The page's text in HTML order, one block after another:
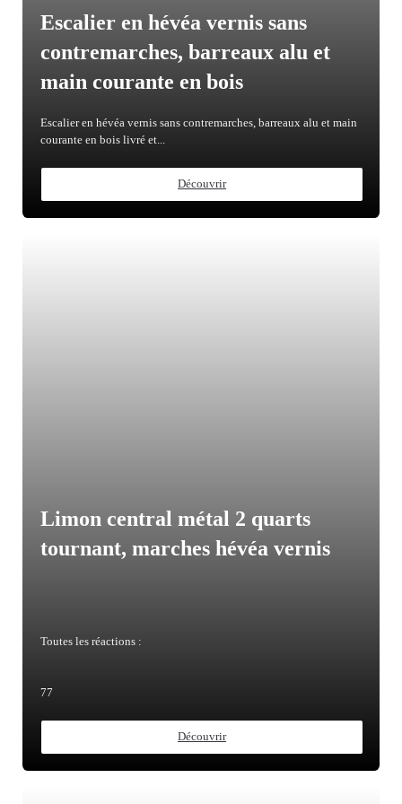
Escalier en hévéa vernis sans
contremarches, barreaux alu et
main courante en bois
Escalier en hévéa vernis sans contremarches, barreaux alu et main
courante en bois livré et...
Découvrir
Limon central métal 2 quarts
tournant, marches hévéa vernis
Toutes les réactions :
77
Découvrir